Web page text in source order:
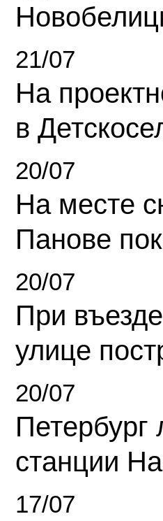
21/07
На
в
20/07
На месте
Панове
20/07
При
улице
20/07
станции
17/07